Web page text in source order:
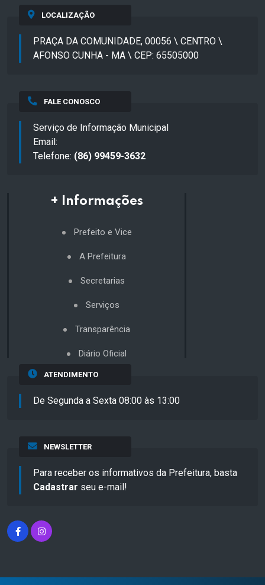
LOCALIZAÇÃO
PRAÇA DA COMUNIDADE, 00056 \ CENTRO \
AFONSO CUNHA - MA \ CEP: 65505000
FALE CONOSCO
Serviço de Informação Municipal
Email:
Telefone: (86) 99459-3632
+ Informações
Prefeito e Vice
A Prefeitura
Secretarias
Serviços
Transparência
Diário Oficial
ATENDIMENTO
De Segunda a Sexta 08:00 às 13:00
NEWSLETTER
Para receber os informativos da Prefeitura, basta
Cadastrar seu e-mail!